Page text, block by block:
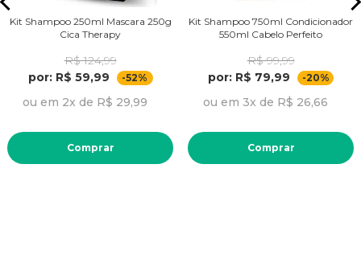
Kit Shampoo 250ml Mascara 250g
Cica Therapy
R$ 124,99
por: R$ 59,99
-52%
ou em 2x de R$ 29,99
Comprar
Kit Shampoo 750ml Condicionador
550ml Cabelo Perfeito
R$ 99,99
por: R$ 79,99
-20%
ou em 3x de R$ 26,66
Comprar